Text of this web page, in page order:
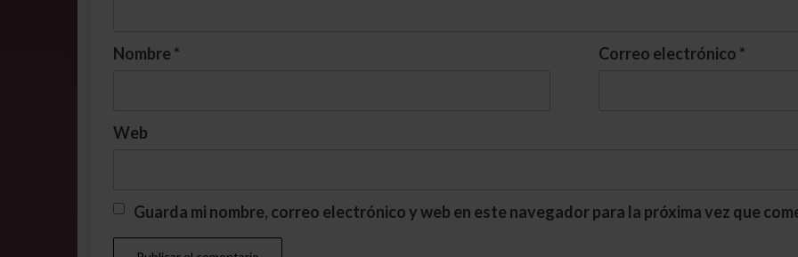
Nombre * Correo electrónico *
Web
Guarda mi nombre, correo electrónico y web en este navegador para la próxima vez que